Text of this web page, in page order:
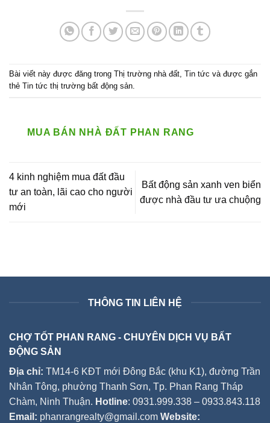
Bài viết này được đăng trong Thị trường nhà đất, Tin tức và được gắn
thẻ Tin tức thị trường bất động sản.
MUA BÁN NHÀ ĐẤT PHAN RANG
4 kinh nghiệm mua đất đầu
tư an toàn, lãi cao cho người
mới
Bất động sản xanh ven biển
được nhà đầu tư ưa chuộng
THÔNG TIN LIÊN HỆ
CHỢ TỐT PHAN RANG - CHUYÊN DỊCH VỤ BẤT
ĐỘNG SẢN
Địa chỉ: TM14-6 KĐT mới Đông Bắc (khu K1), đường Trần
Nhân Tông, phường Thanh Sơn, Tp. Phan Rang Tháp
Chàm, Ninh Thuận. Hotline: 0931.999.338 – 0933.843.118
Email: phanrangrealty@gmail.com Website: